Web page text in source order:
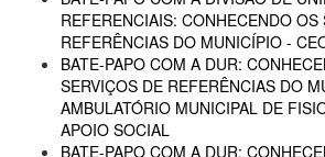
REFERENCIAIS: CONHECENDO OS
REFERÊNCIAS DO MUNICÍPIO -
BATE-PAPO COM A DUR:
SERVIÇOS DE REFERÊNCIAS DO
AMBULATÓRIO MUNICIPAL DE
APOIO SOCIAL
BATE-PAPO COM A DUR: